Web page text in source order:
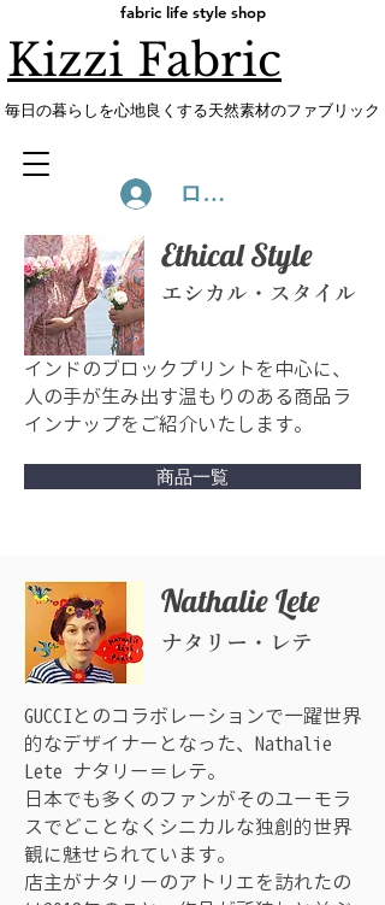
fabric life style shop
Kizzi Fabric
​毎日の暮らしを心地良くする天然素材のファブリック
ログイン
Ethical Style
商品一覧
エシカル・スタイル
インドのブロックプリントを中心に、
人の手が生み出す温もりのある商品ラ
インナップをご紹介いたします。
Nathalie Lete
​ナタリー・レテ
GUCCIとのコラボレーションで一躍世界
的なデザイナーとなった、Nathalie
Lete ナタリー＝レテ。
日本でも多くのファンがそのユーモラ
スでどことなくシニカルな独創的世界
観に魅せられています。
店主がナタリーのアトリエを訪れたの